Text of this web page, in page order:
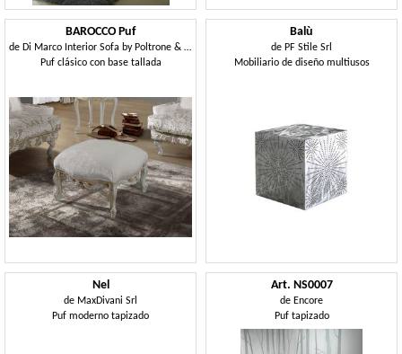
BAROCCO Puf
de Di Marco Interior Sofa by Poltrone & Divani srl
Puf clásico con base tallada
Balù
de PF Stile Srl
Mobiliario de diseño multiusos
Nel
de MaxDivani Srl
Puf moderno tapizado
Art. NS0007
de Encore
Puf tapizado